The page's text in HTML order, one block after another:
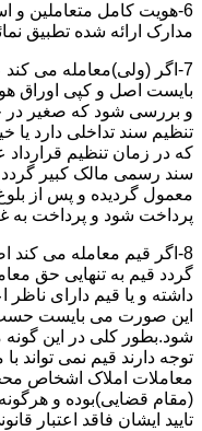
6-هویت کامل متعاملین و
مدارک ارائه شده تطبیق
7-اگر (ولی)معامله می
بایست اصل و کپی اوراق
و بررسی شود که صغیر در
تنظیم سند تداخلی دارد
که در زمان تنظیم قرارداد
سند رسمی مالک کبیر
معمول گردیده و پس از
پرداخت شود و پرداخت به
8-اگر قیم معامله می
گردد قیم به تنهایی حق
داشته و یا قیم دارای ناظر
این صورت می بایست حسب
شود.بطور کلی در این
توجه دارند قیم نمی
معاملات املاک اشخاص
(مقام قضایی)بوده و
تایید ایشان فاقد اعتبار